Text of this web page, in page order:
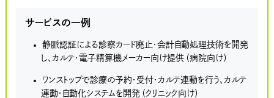
サービスの一例
静脈認証による診察カード廃止・会計自動処理技術を開発
し、カルテ・電子精算機メーカー向け提供 （病院向け）
ワンストップで診療の予約・受付・カルテ連動を行う、カルテ
連動・自動化システムを開発 （クリニック向け）